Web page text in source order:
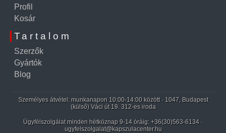
Profil
Kosár
Tartalom
Szerzők
Gyártók
Blog
Személyes átvétel: munkanapon 10:00-14:00 között · 1047, Budapest
(külső) Váci út 19. 312-es iroda
Ügyfélszolgálat minden hétköznap 9-14 óráig: +36(30)563-6134 ·
ugyfelszolgalat@kapszulacenter.hu